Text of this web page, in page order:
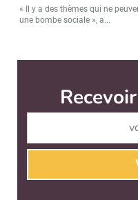
« Il y a des thèmes qui ne
une bombe sociale », a...